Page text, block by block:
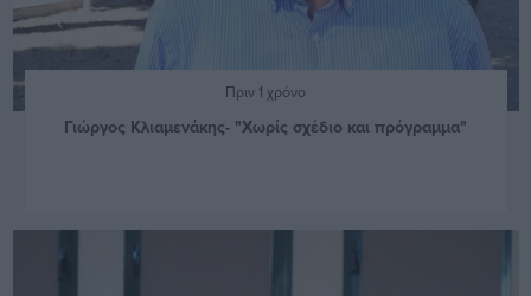
Πριν 1 χρόνο
Γιώργος Κλιαμενάκης- "Χωρίς σχέδιο και πρόγραμμα"